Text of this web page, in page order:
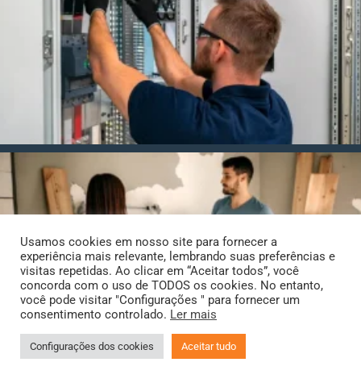
Usamos cookies em nosso site para fornecer a
experiência mais relevante, lembrando suas preferências e
visitas repetidas. Ao clicar em “Aceitar todos”, você
concorda com o uso de TODOS os cookies. No entanto,
você pode visitar "Configurações " para fornecer um
consentimento controlado. Ler mais
Configurações dos cookies Aceitar tudo